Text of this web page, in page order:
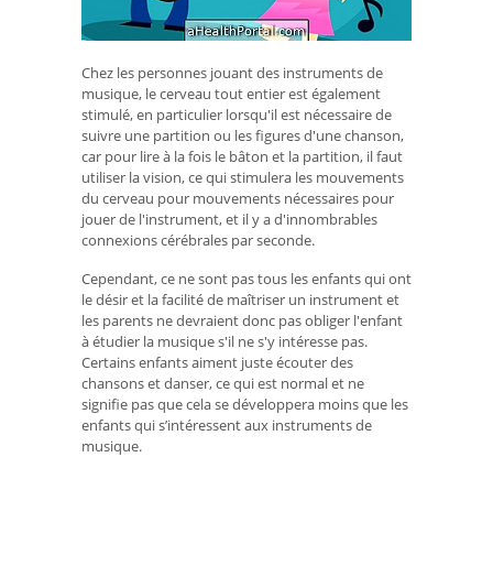
Chez les personnes jouant des instruments de
musique, le cerveau tout entier est également
stimulé, en particulier lorsqu'il est nécessaire de
suivre une partition ou les figures d'une chanson,
car pour lire à la fois le bâton et la partition, il faut
utiliser la vision, ce qui stimulera les mouvements
du cerveau pour mouvements nécessaires pour
jouer de l'instrument, et il y a d'innombrables
connexions cérébrales par seconde.
Cependant, ce ne sont pas tous les enfants qui ont
le désir et la facilité de maîtriser un instrument et
les parents ne devraient donc pas obliger l'enfant
à étudier la musique s'il ne s'y intéresse pas.
Certains enfants aiment juste écouter des
chansons et danser, ce qui est normal et ne
signifie pas que cela se développera moins que les
enfants qui s’intéressent aux instruments de
musique.